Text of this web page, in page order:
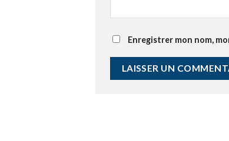
Enregistrer mon nom,